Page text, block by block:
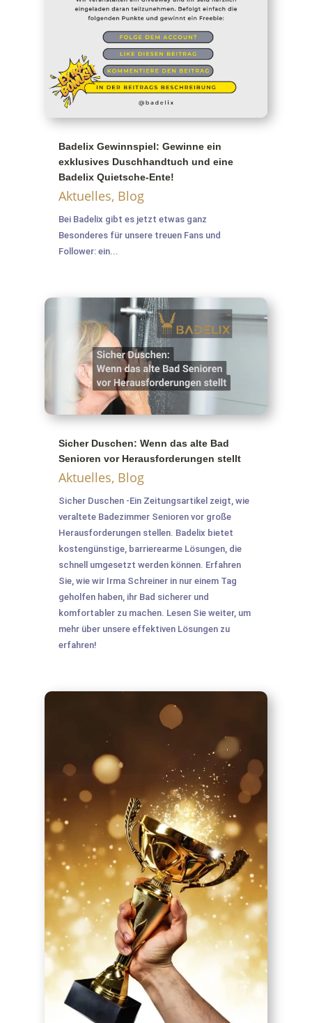
Badelix Gewinnspiel: Gewinne ein
exklusives Duschhandtuch und eine
Badelix Quietsche-Ente!
Aktuelles, Blog
Bei Badelix gibt es jetzt etwas ganz
Besonderes für unsere treuen Fans und
Follower: ein...
Sicher Duschen: Wenn das alte Bad
Senioren vor Herausforderungen stellt
Aktuelles, Blog
Sicher Duschen -Ein Zeitungsartikel zeigt, wie
veraltete Badezimmer Senioren vor große
Herausforderungen stellen. Badelix bietet
kostengünstige, barrierearme Lösungen, die
schnell umgesetzt werden können. Erfahren
Sie, wie wir Irma Schreiner in nur einem Tag
geholfen haben, ihr Bad sicherer und
komfortabler zu machen. Lesen Sie weiter, um
mehr über unsere effektiven Lösungen zu
erfahren!